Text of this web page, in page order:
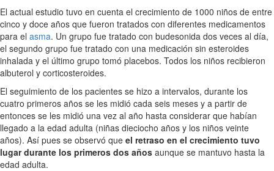
El actual estudio tuvo en cuenta el crecimiento de 1000 niños de entre
cinco y doce años que fueron tratados con diferentes medicamentos
para el asma. Un grupo fue tratado con budesonida dos veces al día,
el segundo grupo fue tratado con una medicación sin esteroides
inhalada y el último grupo tomó placebos. Todos los niños recibieron
albuterol y corticosteroides.
El seguimiento de los pacientes se hizo a intervalos, durante los
cuatro primeros años se les midió cada seis meses y a partir de
entonces se les midió una vez al año hasta considerar que habían
llegado a la edad adulta (niñas dieciocho años y los niños veinte
años). Así pues se observó que el retraso en el crecimiento tuvo
lugar durante los primeros dos años aunque se mantuvo hasta la
edad adulta.